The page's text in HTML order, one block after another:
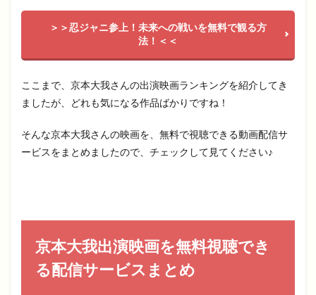
＞＞忍ジャニ参上！未来への戦いを無料で観る方
法！＜＜
ここまで、京本大我さんの出演映画ランキングを紹介してき
ましたが、どれも気になる作品ばかりですね！
そんな京本大我さんの映画を、無料で視聴できる動画配信サ
ービスをまとめましたので、チェックして見てください♪
京本大我出演映画を無料視聴でき
る配信サービスまとめ